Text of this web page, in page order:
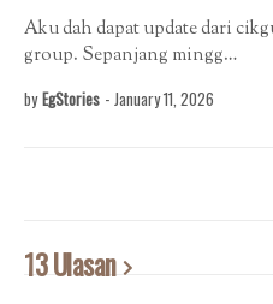
Aku dah dapat update dari
group. Sepanjang mingg…
by EgStories - January 11, 2026
13 Ulasan